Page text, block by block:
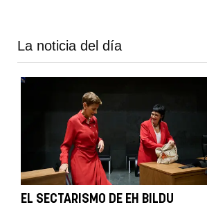
La noticia del día
EL SECTARISMO DE EH BILDU